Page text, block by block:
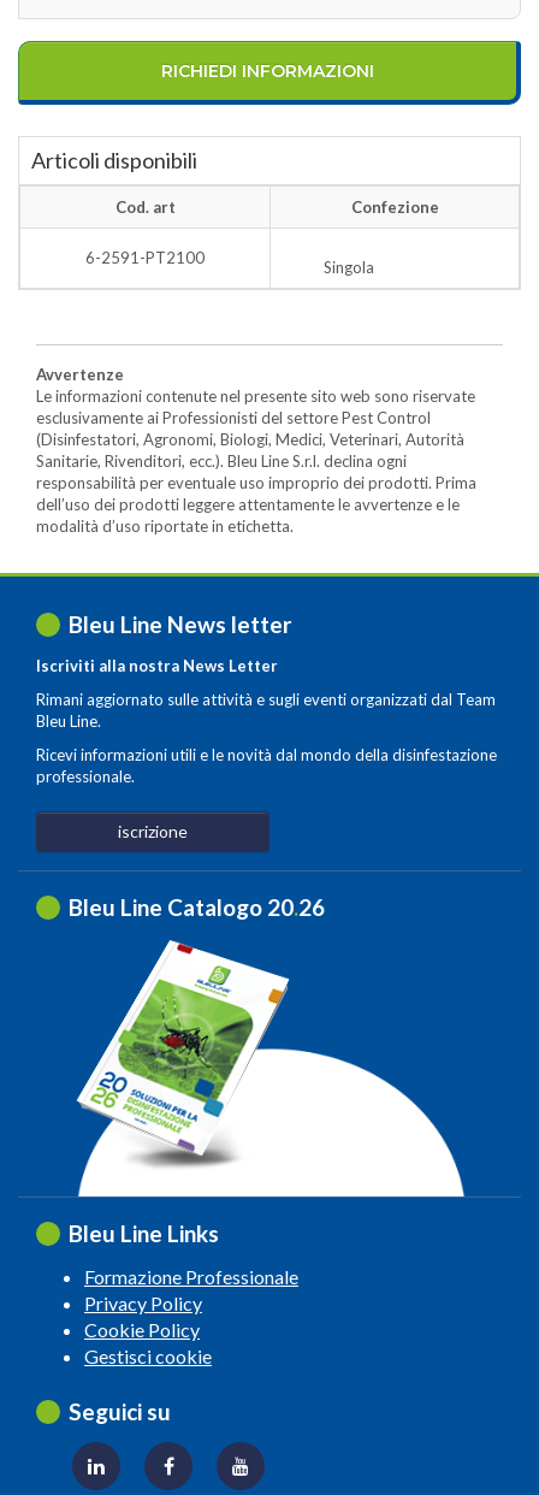
RICHIEDI INFORMAZIONI
Articoli disponibili
Cod. art Confezione
6-2591-PT2100 Singola
Avvertenze
Le informazioni contenute nel presente sito web sono riservate
esclusivamente ai Professionisti del settore Pest Control
(Disinfestatori, Agronomi, Biologi, Medici, Veterinari, Autorità
Sanitarie, Rivenditori, ecc.). Bleu Line S.r.l. declina ogni
responsabilità per eventuale uso improprio dei prodotti. Prima
dell’uso dei prodotti leggere attentamente le avvertenze e le
modalità d’uso riportate in etichetta.
Bleu Line News letter
Iscriviti alla nostra News Letter
Rimani aggiornato sulle attività e sugli eventi organizzati dal Team
Bleu Line.
Ricevi informazioni utili e le novità dal mondo della disinfestazione
professionale.
iscrizione
Bleu Line Catalogo 20.26
Bleu Line Links
Formazione Professionale
Privacy Policy
Cookie Policy
Gestisci cookie
Seguici su